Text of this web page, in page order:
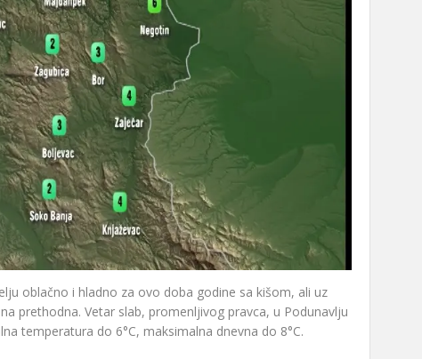
oblačno i hladno za ovo doba godine sa kišom, ali uz
prethodna. Vetar slab, promenljivog pravca, u Podunavlju
temperatura do 6°C, maksimalna dnevna do 8°C.